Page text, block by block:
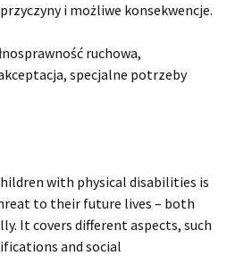
i możliwe konsekwencje.
ruchowa,
specjalne potrzeby
with physical disabilities is
to their future lives – both
It covers different aspects, such
and social